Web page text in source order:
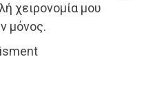
χειρονομία μου
μόνος.